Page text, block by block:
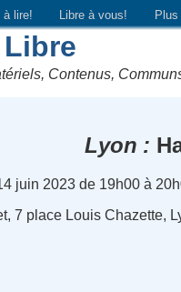
à lire! Libre à vous! Plus
Contenus,
Lyon
juin 2023 de 19h00 à
7 place Louis Chazette,